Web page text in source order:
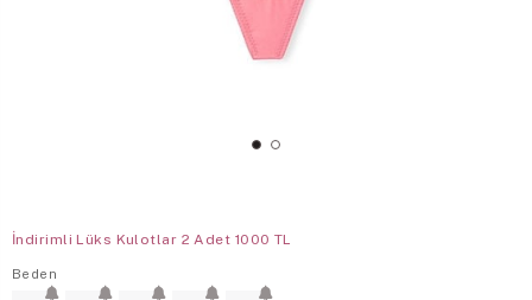
İndirimli Lüks Kulotlar 2 Adet 1000 TL
Beden